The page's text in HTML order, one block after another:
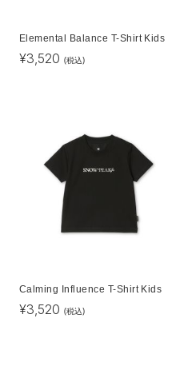
Elemental Balance T-Shirt Kids
¥3,520 (税込)
Calming Influence T-Shirt Kids
¥3,520 (税込)